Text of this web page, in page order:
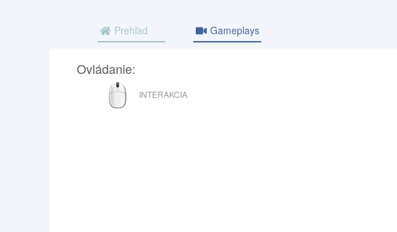
Prehľad Gameplays
Ovládanie:
MYŠ
INTERAKCIA